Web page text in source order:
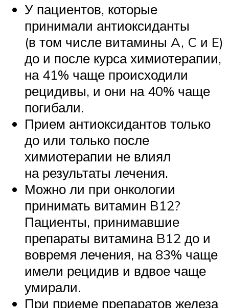
У пациентов, которые
принимали антиоксиданты
(в том числе витамины A, C и E)
до и после курса химиотерапии,
на 41% чаще происходили
рецидивы, и они на 40% чаще
погибали.
Прием антиоксидантов только
до или только после
химиотерапии не влиял
на результаты лечения.
Можно ли при онкологии
принимать витамин B12?
Пациенты, принимавшие
препараты витамина B12 до и
вовремя лечения, на 83% чаще
имели рецидив и вдвое чаще
умирали.
При приеме препаратов железа